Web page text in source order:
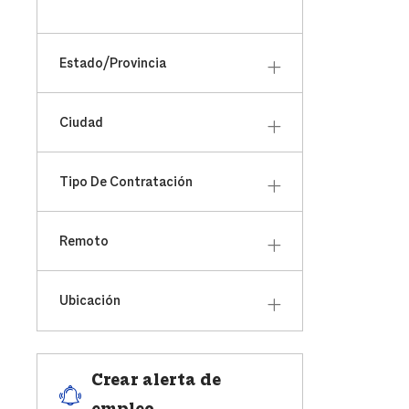
País
Estado/Provincia
Ciudad
Tipo De Contratación
Remoto
Ubicación
Crear alerta de